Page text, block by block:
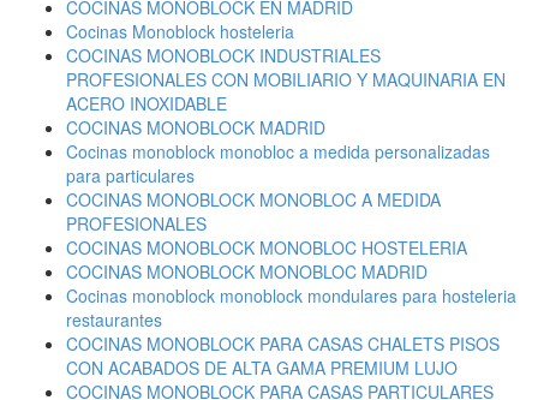
COCINAS MONOBLOCK EN MADRID
Cocinas Monoblock hosteleria
COCINAS MONOBLOCK INDUSTRIALES
PROFESIONALES CON MOBILIARIO Y MAQUINARIA EN
ACERO INOXIDABLE
COCINAS MONOBLOCK MADRID
Cocinas monoblock monobloc a medida personalizadas
para particulares
COCINAS MONOBLOCK MONOBLOC A MEDIDA
PROFESIONALES
COCINAS MONOBLOCK MONOBLOC HOSTELERIA
COCINAS MONOBLOCK MONOBLOC MADRID
Cocinas monoblock monoblock mondulares para hosteleria
restaurantes
COCINAS MONOBLOCK PARA CASAS CHALETS PISOS
CON ACABADOS DE ALTA GAMA PREMIUM LUJO
COCINAS MONOBLOCK PARA CASAS PARTICULARES